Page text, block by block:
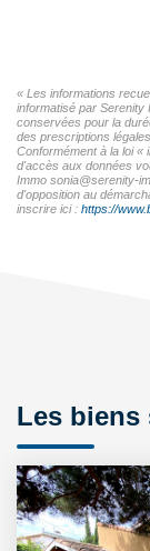
« Les informations
informatisé par Serenity
conservées pour la
des prescriptions
Conformément à la loi
d'accès aux données
Immo sonia@serenity-
d'opposition au
inscrire ici : https://
Les biens